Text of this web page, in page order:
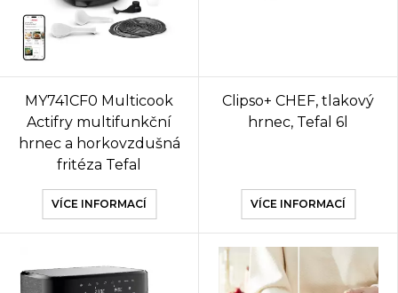
MY741CF0 Multicook
Actifry multifunkční
hrnec a horkovzdušná
fritéza Tefal
VÍCE INFORMACÍ
Clipso+ CHEF, tlakový
hrnec, Tefal 6l
VÍCE INFORMACÍ